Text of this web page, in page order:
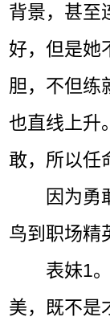
背景，甚至
好，但是她
胆，不但练
也直线上升
敢，所以任
因为勇
鸟到职场精
表妹1
美，既不是